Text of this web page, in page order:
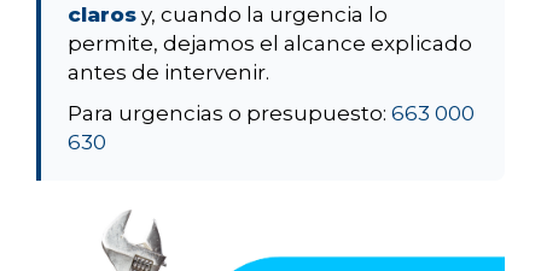
claros y, cuando la urgencia lo
permite, dejamos el alcance explicado
antes de intervenir.
Para urgencias o presupuesto: 663 000
630